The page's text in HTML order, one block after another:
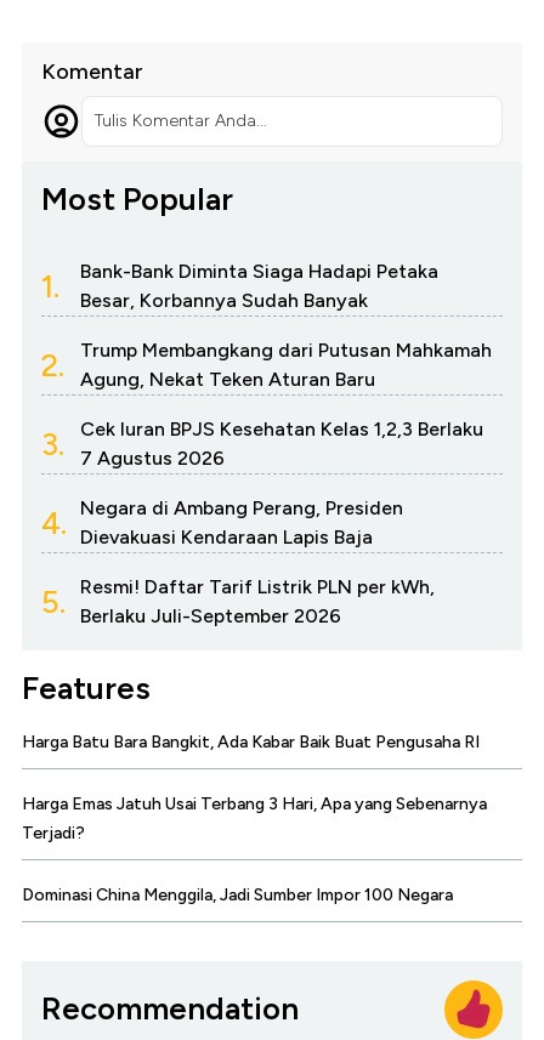
Komentar
Tulis Komentar Anda...
Most Popular
1.
Bank-Bank Diminta Siaga Hadapi Petaka
Besar, Korbannya Sudah Banyak
2.
Trump Membangkang dari Putusan Mahkamah
Agung, Nekat Teken Aturan Baru
3.
Cek Iuran BPJS Kesehatan Kelas 1,2,3 Berlaku
7 Agustus 2026
4.
Negara di Ambang Perang, Presiden
Dievakuasi Kendaraan Lapis Baja
5.
Resmi! Daftar Tarif Listrik PLN per kWh,
Berlaku Juli-September 2026
Features
Harga Batu Bara Bangkit, Ada Kabar Baik Buat Pengusaha RI
Harga Emas Jatuh Usai Terbang 3 Hari, Apa yang Sebenarnya
Terjadi?
Dominasi China Menggila, Jadi Sumber Impor 100 Negara
Recommendation